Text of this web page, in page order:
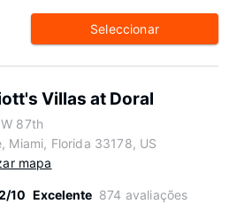
Seleccionar
Villas at Doral
87th
Miami, Florida 33178, US
mapa
10 Excelente 874 avaliações